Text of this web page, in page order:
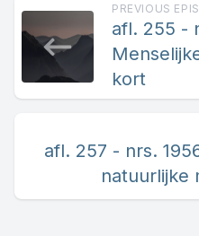
PREVIOUS
afl. 255 -
kort
afl. 257 - nrs.
natuurlijke